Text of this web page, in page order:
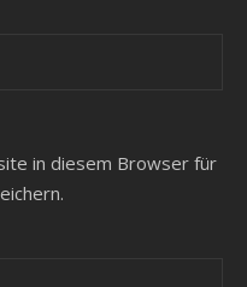
in diesem Browser für